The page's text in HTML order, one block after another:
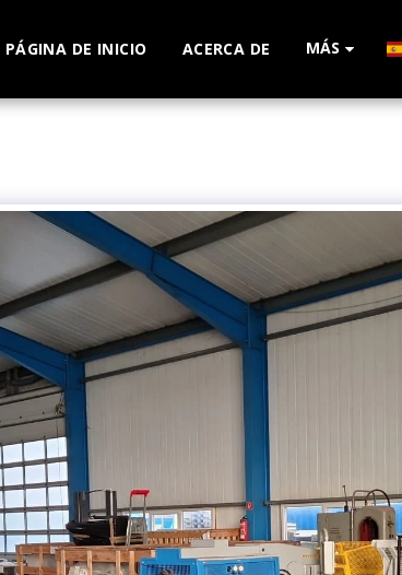
PÁGINA DE INICIO ACERCA DE MÁS